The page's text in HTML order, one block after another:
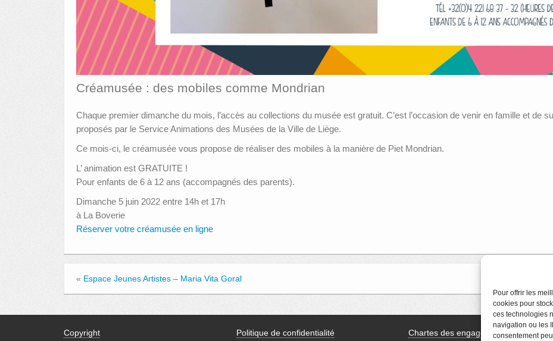
Pour offrir les
cookies pour
ces technologies
navigation ou les
consentement
Créamusée : des mobiles comme Mondrian
Chaque premier dimanche du mois, l’accès au collections du musée est gratuit. C’est l’occasion de venir en famille et de
proposés par le Service Animations des Musées de la Ville de Liège.
Ce mois-ci, le créamusée vous propose de réaliser des mobiles à la manière de Piet Mondrian.
L’ animation est GRATUITE !
Pour enfants de 6 à 12 ans (accompagnés des parents).
Dimanche 5 juin 2022 entre 14h et 17h
à La Boverie
Réserver votre créamusée en ligne
« Espace Jeunes Artistes – Maria Vita Goral
Copyright Politique de confidentialité
Chartes des engagements des